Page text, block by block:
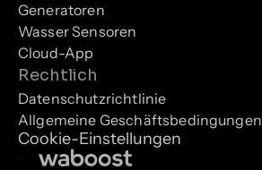
Generatoren
Wasser Sensoren
Cloud-App
Rechtlich
Datenschutzrichtlinie
Allgemeine Geschäftsbedingungen
Cookie-Einstellungen